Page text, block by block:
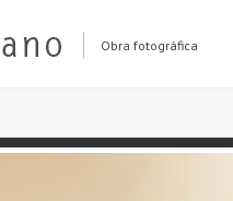
Obra fotográfica